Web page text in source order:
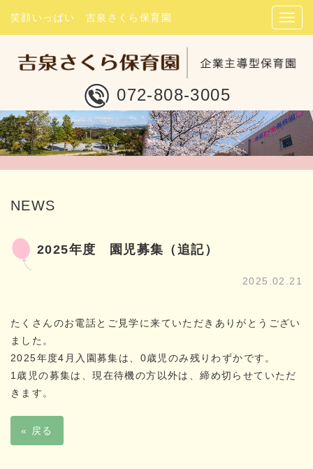
笑顔いっぱい 吉泉さくら保育園
072-808-3005
NEWS
2025年度 園児募集（追記）
2025.02.21
たくさんのお電話とご見学に来ていただきありがとうござい
ました。
2025年度4月入園募集は、0歳児のみ残りわずかです。
1歳児の募集は、現在待機の方以外は、締め切らせていただ
きます。
« 戻る